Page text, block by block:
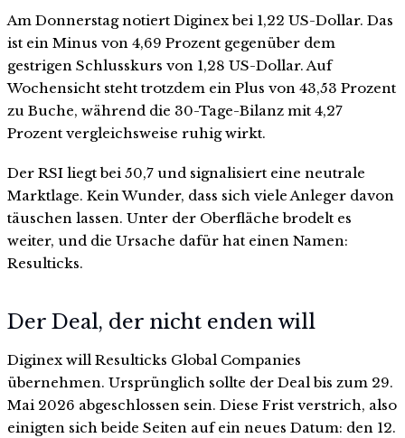
Am Donnerstag notiert Diginex bei 1,22 US-Dollar. Das
ist ein Minus von 4,69 Prozent gegenüber dem
gestrigen Schlusskurs von 1,28 US-Dollar. Auf
Wochensicht steht trotzdem ein Plus von 43,53 Prozent
zu Buche, während die 30-Tage-Bilanz mit 4,27
Prozent vergleichsweise ruhig wirkt.
Der RSI liegt bei 50,7 und signalisiert eine neutrale
Marktlage. Kein Wunder, dass sich viele Anleger davon
täuschen lassen. Unter der Oberfläche brodelt es
weiter, und die Ursache dafür hat einen Namen:
Resulticks.
Der Deal, der nicht enden will
Diginex will Resulticks Global Companies
übernehmen. Ursprünglich sollte der Deal bis zum 29.
Mai 2026 abgeschlossen sein. Diese Frist verstrich, also
einigten sich beide Seiten auf ein neues Datum: den 12.